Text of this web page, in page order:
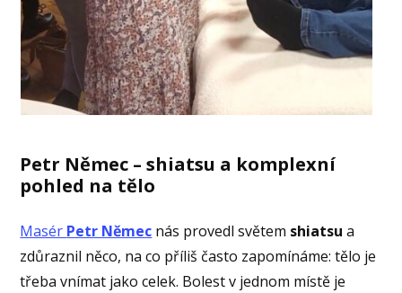
Petr Němec – shiatsu a komplexní
pohled na tělo
Masér Petr Němec nás provedl světem shiatsu a
zdůraznil něco, na co příliš často zapomínáme: tělo je
třeba vnímat jako celek. Bolest v jednom místě je